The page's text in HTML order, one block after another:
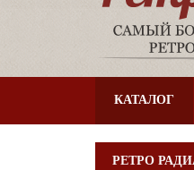
КАТАЛОГ
РЕТРО